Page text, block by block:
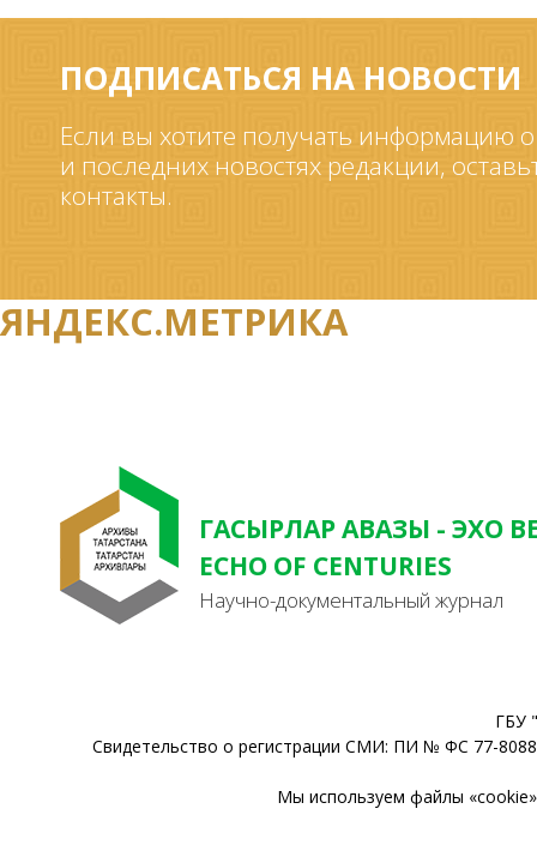
ПОДПИСАТЬСЯ НА НОВОСТИ
Если вы хотите получать информацию
и последних новостях редакции,
контакты.
ЯНДЕКС.МЕТРИКА
ГАСЫРЛАР АВАЗЫ - ЭХО
ECHO OF CENTURIES
Научно-документальный журнал
ГБУ
Свидетельство о регистрации СМИ: ПИ № ФС 77-
Мы используем файлы «cookie»